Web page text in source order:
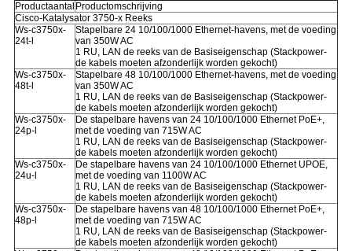
Productaantal Productomschrijving
Cisco-Katalysator 3750-x Reeks
Ws-c3750x-
24t-l
Stapelbare 24 10/100/1000 Ethernet-havens, met de voeding
van 350W AC
1 RU, LAN de reeks van de Basiseigenschap (Stackpower-
de kabels moeten afzonderlijk worden gekocht)
Ws-c3750x-
48t-l
Stapelbare 48 10/100/1000 Ethernet-havens, met de voeding
van 350W AC
1 RU, LAN de reeks van de Basiseigenschap (Stackpower-
de kabels moeten afzonderlijk worden gekocht)
Ws-c3750x-
24p-l
De stapelbare havens van 24 10/100/1000 Ethernet PoE+,
met de voeding van 715W AC
1 RU, LAN de reeks van de Basiseigenschap (Stackpower-
de kabels moeten afzonderlijk worden gekocht)
Ws-c3750x-
24u-l
De stapelbare havens van 24 10/100/1000 Ethernet UPOE,
met de voeding van 1100W AC
1 RU, LAN de reeks van de Basiseigenschap (Stackpower-
de kabels moeten afzonderlijk worden gekocht)
Ws-c3750x-
48p-l
De stapelbare havens van 48 10/100/1000 Ethernet PoE+,
met de voeding van 715W AC
1 RU, LAN de reeks van de Basiseigenschap (Stackpower-
de kabels moeten afzonderlijk worden gekocht)